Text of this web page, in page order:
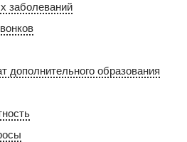
заболеваний
дополнительного образования